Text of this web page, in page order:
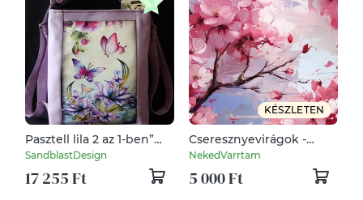
Pasztell lila 2 az 1-ben”
Pillangók és virágok”
variálható táska
SandblastDesign
17 255 Ft
KÉSZLETEN
Cseresznyevirágok -
vízhatlan gyöngyvászon
NekedVarrtam
5 000 Ft